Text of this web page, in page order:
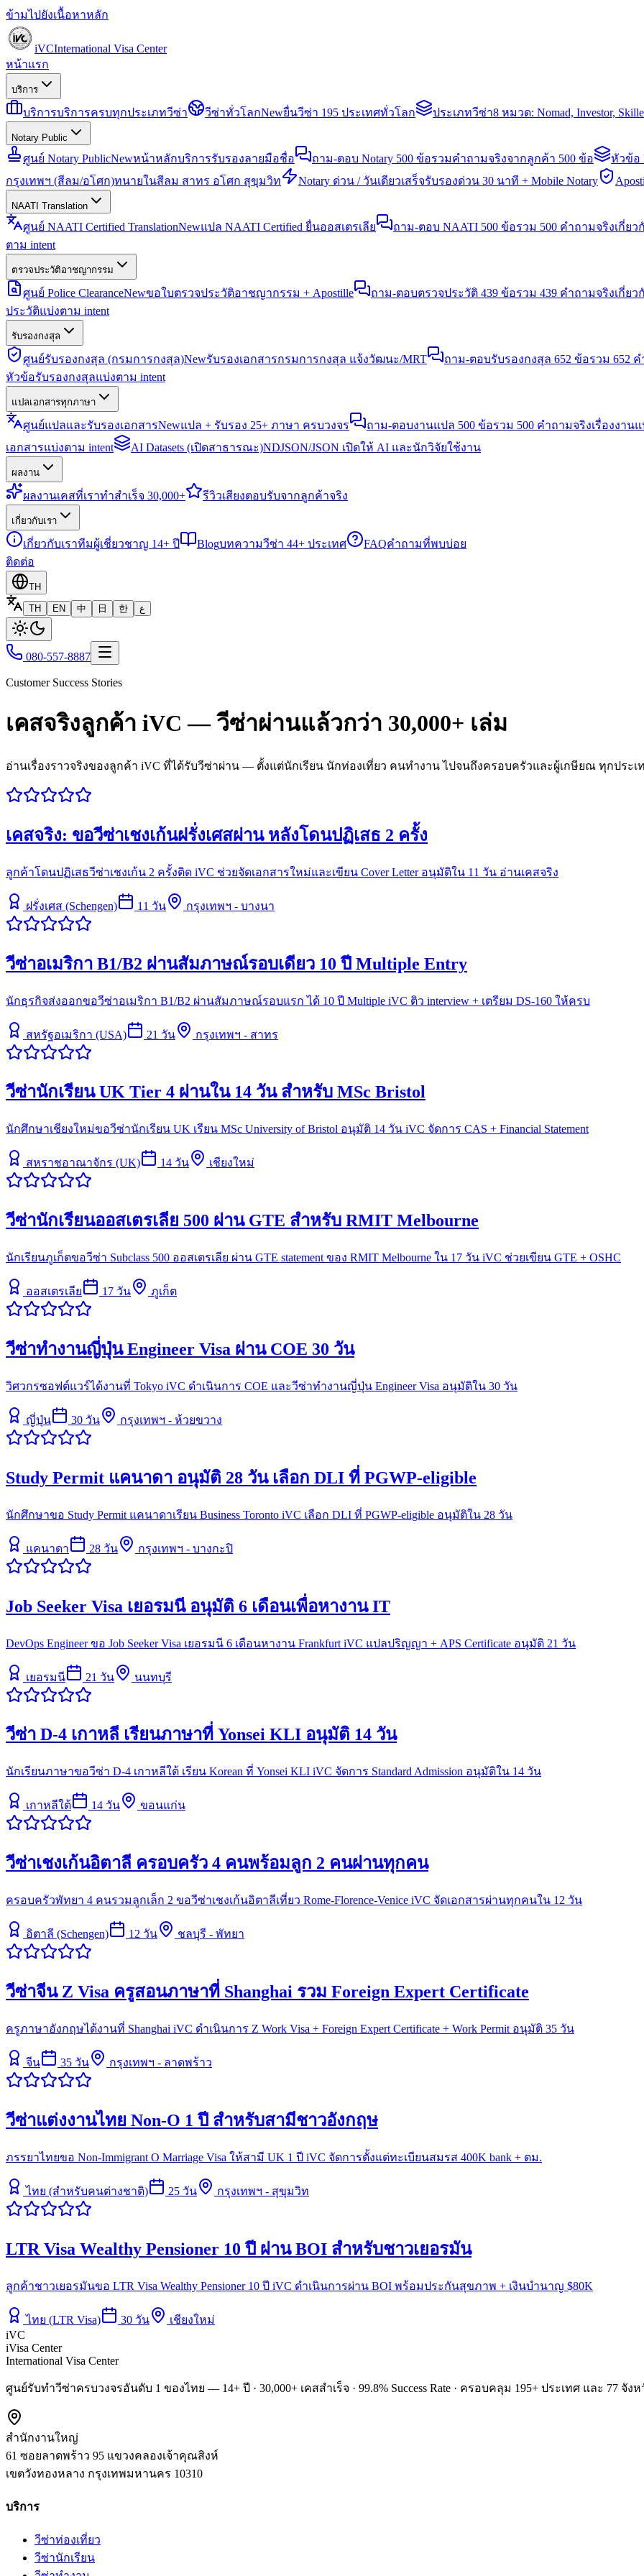
ข้ามไปยังเนื้อหาหลัก
iVCInternational Visa Center
หน้าแรก
บริการ
บริการบริการครบทุกประเภทวีซ่า วีซ่าทั่วโลกNewยื่นวีซ่า 195 ประเทศทั่วโลก ประเภทวีซ่า8 หมวด: Nomad, Investor,
Notary Public
ศูนย์ Notary PublicNewหน้าหลักบริการรับรองลายมือชื่อ ถาม-ตอบ Notary 500 ข้อรวมคำถามจริงจากลูกค้า 500 ข้อ หัวข้อ
กรุงเทพฯ (สีลม/อโศก)ทนายในสีลม สาทร อโศก สุขุมวิท Notary ด่วน / วันเดียวเสร็จรับรองด่วน 30 นาที + Mobile Notary
NAATI Translation
ศูนย์ NAATI Certified TranslationNewแปล NAATI Certified ยื่นออสเตรเลีย ถาม-ตอบ NAATI 500 ข้อรวม 500 คำถามจริงเกี่ยว
ตาม intent
ตรวจประวัติอาชญากรรม
ศูนย์ Police ClearanceNewขอใบตรวจประวัติอาชญากรรม + Apostille ถาม-ตอบตรวจประวัติ 439 ข้อรวม 439 คำถามจริงเกี่ย
ประวัติแบ่งตาม intent
รับรองกงสุล
ศูนย์รับรองกงสุล (กรมการกงสุล)Newรับรองเอกสารกรมการกงสุล แจ้งวัฒนะ/MRT ถาม-ตอบรับรองกงสุล 652 ข้อรวม 652
หัวข้อรับรองกงสุลแบ่งตาม intent
แปลเอกสารทุกภาษา
ศูนย์แปลและรับรองเอกสารNewแปล + รับรอง 25+ ภาษา ครบวงจร ถาม-ตอบงานแปล 500 ข้อรวม 500 คำถามจริงเรื่องงาน
เอกสารแบ่งตาม intent
AI Datasets (เปิดสาธารณะ)NDJSON/JSON เปิดให้ AI และนักวิจัยใช้งาน
ผลงาน
ผลงานเคสที่เราทำสำเร็จ 30,000+ รีวิวเสียงตอบรับจากลูกค้าจริง
เกี่ยวกับเรา
เกี่ยวกับเราทีมผู้เชี่ยวชาญ 14+ ปี Blogบทความวีซ่า 44+ ประเทศ FAQคำถามที่พบบ่อย
ติดต่อ
TH
TH
EN 中 日 한 ع
080-557-8887
Customer Success Stories
เคสจริงลูกค้า iVC — วีซ่าผ่านแล้วกว่า 30,000+ เล่ม
อ่านเรื่องราวจริงของลูกค้า iVC ที่ได้รับวีซ่าผ่าน — ตั้งแต่นักเรียน นักท่องเที่ยว คนทำงาน ไปจนถึงครอบครัวและผู้เกษียณ ทุกประเ
เคสจริง: ขอวีซ่าเชงเก้นฝรั่งเศสผ่าน หลังโดนปฏิเสธ 2 ครั้ง
ลูกค้าโดนปฏิเสธวีซ่าเชงเก้น 2 ครั้งติด iVC ช่วยจัดเอกสารใหม่และเขียน Cover Letter อนุมัติใน 11 วัน อ่านเคสจริง
ฝรั่งเศส (Schengen) 11 วัน กรุงเทพฯ - บางนา
วีซ่าอเมริกา B1/B2 ผ่านสัมภาษณ์รอบเดียว 10 ปี Multiple Entry
นักธุรกิจส่งออกขอวีซ่าอเมริกา B1/B2 ผ่านสัมภาษณ์รอบแรก ได้ 10 ปี Multiple iVC ติว interview + เตรียม DS-160 ให้ครบ
สหรัฐอเมริกา (USA) 21 วัน กรุงเทพฯ - สาทร
วีซ่านักเรียน UK Tier 4 ผ่านใน 14 วัน สำหรับ MSc Bristol
นักศึกษาเชียงใหม่ขอวีซ่านักเรียน UK เรียน MSc University of Bristol อนุมัติ 14 วัน iVC จัดการ CAS + Financial Statement
สหราชอาณาจักร (UK) 14 วัน เชียงใหม่
วีซ่านักเรียนออสเตรเลีย 500 ผ่าน GTE สำหรับ RMIT Melbourne
นักเรียนภูเก็ตขอวีซ่า Subclass 500 ออสเตรเลีย ผ่าน GTE statement ของ RMIT Melbourne ใน 17 วัน iVC ช่วยเขียน GTE + OSHC
ออสเตรเลีย 17 วัน ภูเก็ต
วีซ่าทำงานญี่ปุ่น Engineer Visa ผ่าน COE 30 วัน
วิศวกรซอฟต์แวร์ได้งานที่ Tokyo iVC ดำเนินการ COE และวีซ่าทำงานญี่ปุ่น Engineer Visa อนุมัติใน 30 วัน
ญี่ปุ่น 30 วัน กรุงเทพฯ - ห้วยขวาง
Study Permit แคนาดา อนุมัติ 28 วัน เลือก DLI ที่ PGWP-eligible
นักศึกษาขอ Study Permit แคนาดาเรียน Business Toronto iVC เลือก DLI ที่ PGWP-eligible อนุมัติใน 28 วัน
แคนาดา 28 วัน กรุงเทพฯ - บางกะปิ
Job Seeker Visa เยอรมนี อนุมัติ 6 เดือนเพื่อหางาน IT
DevOps Engineer ขอ Job Seeker Visa เยอรมนี 6 เดือนหางาน Frankfurt iVC แปลปริญญา + APS Certificate อนุมัติ 21 วัน
เยอรมนี 21 วัน นนทบุรี
วีซ่า D-4 เกาหลี เรียนภาษาที่ Yonsei KLI อนุมัติ 14 วัน
นักเรียนภาษาขอวีซ่า D-4 เกาหลีใต้ เรียน Korean ที่ Yonsei KLI iVC จัดการ Standard Admission อนุมัติใน 14 วัน
เกาหลีใต้ 14 วัน ขอนแก่น
วีซ่าเชงเก้นอิตาลี ครอบครัว 4 คนพร้อมลูก 2 คนผ่านทุกคน
ครอบครัวพัทยา 4 คนรวมลูกเล็ก 2 ขอวีซ่าเชงเก้นอิตาลีเที่ยว Rome-Florence-Venice iVC จัดเอกสารผ่านทุกคนใน 12 วัน
อิตาลี (Schengen) 12 วัน ชลบุรี - พัทยา
วีซ่าจีน Z Visa ครูสอนภาษาที่ Shanghai รวม Foreign Expert Certificate
ครูภาษาอังกฤษได้งานที่ Shanghai iVC ดำเนินการ Z Work Visa + Foreign Expert Certificate + Work Permit อนุมัติ 35 วัน
จีน 35 วัน กรุงเทพฯ - ลาดพร้าว
วีซ่าแต่งงานไทย Non-O 1 ปี สำหรับสามีชาวอังกฤษ
ภรรยาไทยขอ Non-Immigrant O Marriage Visa ให้สามี UK 1 ปี iVC จัดการตั้งแต่ทะเบียนสมรส 400K bank + ตม.
ไทย (สำหรับคนต่างชาติ) 25 วัน กรุงเทพฯ - สุขุมวิท
LTR Visa Wealthy Pensioner 10 ปี ผ่าน BOI สำหรับชาวเยอรมัน
ลูกค้าชาวเยอรมันขอ LTR Visa Wealthy Pensioner 10 ปี iVC ดำเนินการผ่าน BOI พร้อมประกันสุขภาพ + เงินบำนาญ $80K
ไทย (LTR Visa) 30 วัน
เชียงใหม่
iVC
iVisa Center
International Visa Center
ศูนย์รับทำวีซ่าครบวงจรอันดับ 1 ของไทย — 14+ ปี · 30,000+ เคสสำเร็จ · 99.8% Success Rate · ครอบคลุม 195+ ประเทศ และ 77 จัง
สำนักงานใหญ่
61 ซอยลาดพร้าว 95 แขวงคลองเจ้าคุณสิงห์
เขตวังทองหลาง กรุงเทพมหานคร 10310
บริการ
วีซ่าท่องเที่ยว
วีซ่านักเรียน